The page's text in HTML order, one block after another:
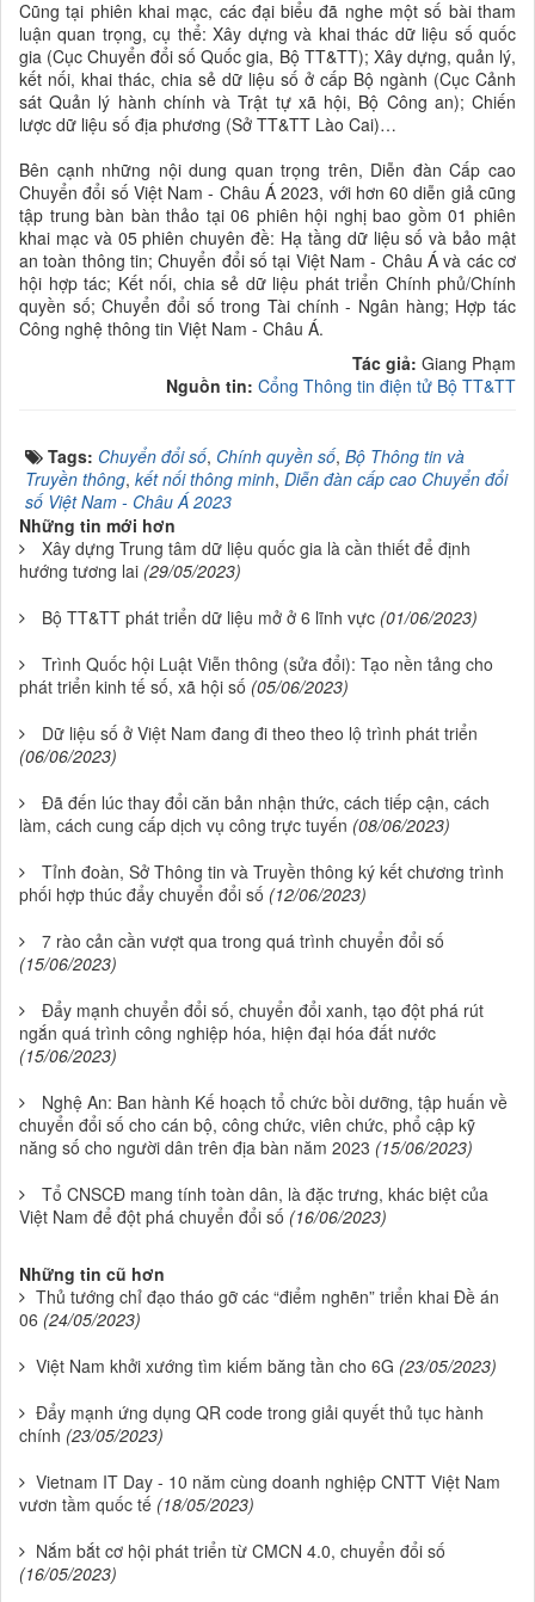
Cũng tại phiên khai mạc, các đại biểu đã nghe một số bài tham
luận quan trọng, cụ thể: Xây dựng và khai thác dữ liệu số quốc
gia (Cục Chuyển đổi số Quốc gia, Bộ TT&TT); Xây dựng, quản lý,
kết nối, khai thác, chia sẻ dữ liệu số ở cấp Bộ ngành (Cục Cảnh
sát Quản lý hành chính và Trật tự xã hội, Bộ Công an); Chiến
lược dữ liệu số địa phương (Sở TT&TT Lào Cai)…
Bên cạnh những nội dung quan trọng trên, Diễn đàn Cấp cao
Chuyển đổi số Việt Nam - Châu Á 2023, với hơn 60 diễn giả cũng
tập trung bàn bàn thảo tại 06 phiên hội nghị bao gồm 01 phiên
khai mạc và 05 phiên chuyên đề: Hạ tầng dữ liệu số và bảo mật
an toàn thông tin; Chuyển đổi số tại Việt Nam - Châu Á và các cơ
hội hợp tác; Kết nối, chia sẻ dữ liệu phát triển Chính phủ/Chính
quyền số; Chuyển đổi số trong Tài chính - Ngân hàng; Hợp tác
Công nghệ thông tin Việt Nam - Châu Á.
Tác giả: Giang Phạm
Nguồn tin: Cổng Thông tin điện tử Bộ TT&TT
Tags: Chuyển đổi số, Chính quyền số, Bộ Thông tin và
Truyền thông, kết nối thông minh, Diễn đàn cấp cao Chuyển đổi
số Việt Nam - Châu Á 2023
Những tin mới hơn
Xây dựng Trung tâm dữ liệu quốc gia là cần thiết để định
hướng tương lai (29/05/2023)
Bộ TT&TT phát triển dữ liệu mở ở 6 lĩnh vực (01/06/2023)
Trình Quốc hội Luật Viễn thông (sửa đổi): Tạo nền tảng cho
phát triển kinh tế số, xã hội số (05/06/2023)
Dữ liệu số ở Việt Nam đang đi theo theo lộ trình phát triển
(06/06/2023)
Đã đến lúc thay đổi căn bản nhận thức, cách tiếp cận, cách
làm, cách cung cấp dịch vụ công trực tuyến (08/06/2023)
Tỉnh đoàn, Sở Thông tin và Truyền thông ký kết chương trình
phối hợp thúc đẩy chuyển đổi số (12/06/2023)
7 rào cản cần vượt qua trong quá trình chuyển đổi số
(15/06/2023)
Đẩy mạnh chuyển đổi số, chuyển đổi xanh, tạo đột phá rút
ngắn quá trình công nghiệp hóa, hiện đại hóa đất nước
(15/06/2023)
Nghệ An: Ban hành Kế hoạch tổ chức bồi dưỡng, tập huấn về
chuyển đổi số cho cán bộ, công chức, viên chức, phổ cập kỹ
năng số cho người dân trên địa bàn năm 2023 (15/06/2023)
Tổ CNSCĐ mang tính toàn dân, là đặc trưng, khác biệt của
Việt Nam để đột phá chuyển đổi số (16/06/2023)
Những tin cũ hơn
Thủ tướng chỉ đạo tháo gỡ các “điểm nghẽn” triển khai Đề án
06 (24/05/2023)
Việt Nam khởi xướng tìm kiếm băng tần cho 6G (23/05/2023)
Đẩy mạnh ứng dụng QR code trong giải quyết thủ tục hành
chính (23/05/2023)
Vietnam IT Day - 10 năm cùng doanh nghiệp CNTT Việt Nam
vươn tầm quốc tế (18/05/2023)
Nắm bắt cơ hội phát triển từ CMCN 4.0, chuyển đổi số
(16/05/2023)